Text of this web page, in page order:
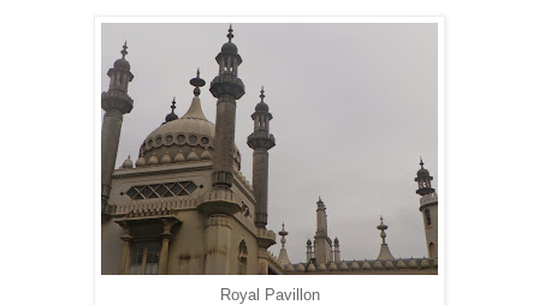
Royal Pavillon